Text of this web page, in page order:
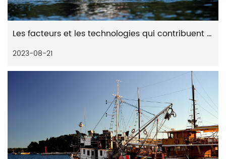
Les facteurs et les technologies qui contribuent aux capacités de lancer remarquables des moulinets spinning à distance
2023-08-21